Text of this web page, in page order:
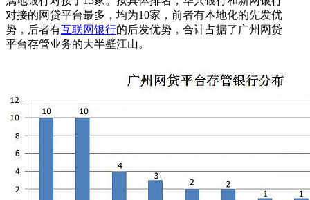
对接的网贷平台最多，均为10家，前者有本地化的先发优
势，后者有互联网银行的后发优势，合计占据了广州网贷
平台存管业务的大半壁江山。